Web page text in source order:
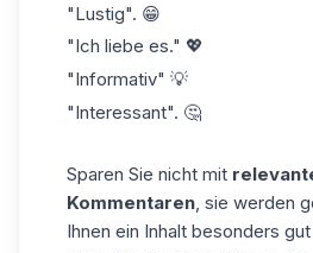
"Lustig". 😁
"Ich liebe es." 💖
"Informativ" 💡
"Interessant". 🤔
Sparen Sie nicht mit
Kommentaren , sie werden
Ihnen ein Inhalt besonders